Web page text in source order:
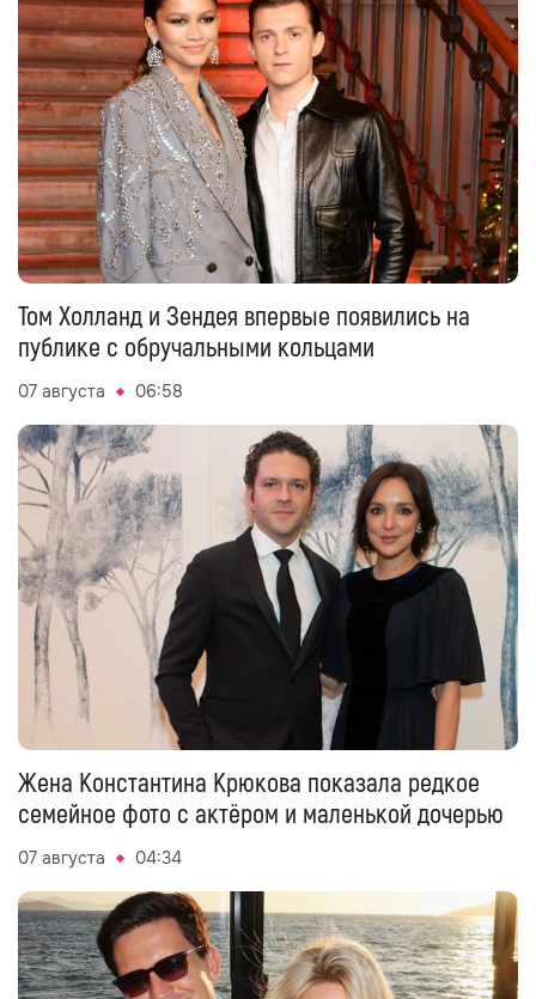
Том Холланд и Зендея впервые появились на
публике с обручальными кольцами
07 августа 06:58
Жена Константина Крюкова показала редкое
семейное фото с актёром и маленькой дочерью
07 августа 04:34